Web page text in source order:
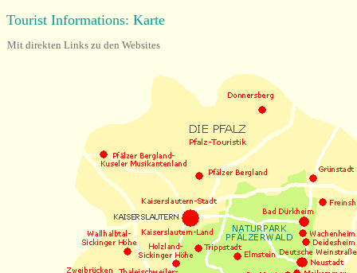
Tourist Informations: Karte
Mit direkten Links zu den Websites